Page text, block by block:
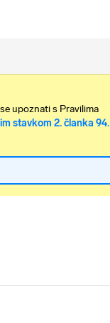
upoznati s Pravilima
stavkom 2. članka 94.